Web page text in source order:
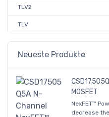
TLV2
TLV
Neueste Produkte
MOSFET
NexFET™
decrease